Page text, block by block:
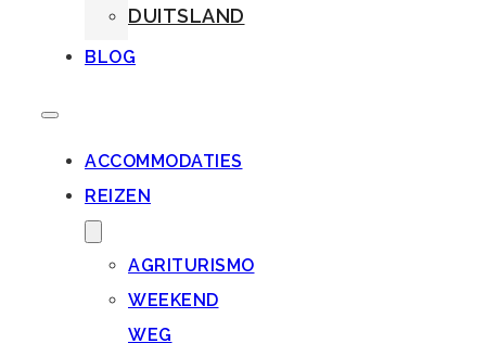
DUITSLAND
BLOG
ACCOMMODATIES
REIZEN
AGRITURISMO
WEEKEND
WEG